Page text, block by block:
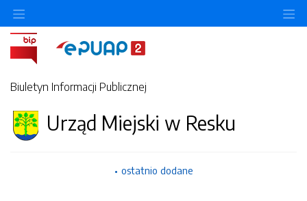
Biuletyn Informacji Publicznej
Urząd Miejski w Resku
ostatnio dodane